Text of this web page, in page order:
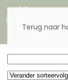
Terug naar
J2STORE_SEARCH